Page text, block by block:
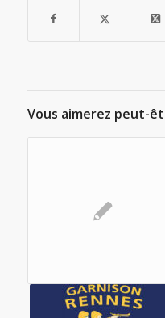
Vous aimerez peut-